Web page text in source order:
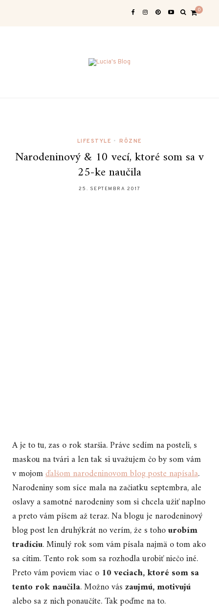
0
LIFESTYLE • RÔZNE
Narodeninový & 10 vecí, ktoré som sa v
25-ke naučila
25. SEPTEMBRA 2017
A je to tu, zas o rok staršia. Práve sedím na posteli, s
maskou na tvári a len tak si uvažujem čo by som vám
v mojomďalšom narodeninovom blog poste napísala.
Narodeniny som síce mala na začiatku septembra, ale
oslavy a samotné narodeniny som si chcela užiť naplno
a preto vám píšem až teraz. Na blogu je narodeninový
blog post len druhýkrát no verím, že s tohourobím
tradíciu. Minulý rok som vám písala najmä o tom ako
sa cítim. Tento rok som sa rozhodla urobiť niečo iné.
Preto vám poviem viac o 10 veciach, ktoré som sa
tento rok naučila. Možno vászaujmú, motivujú
alebo sa z nich ponaučíte. Tak poďme na to.